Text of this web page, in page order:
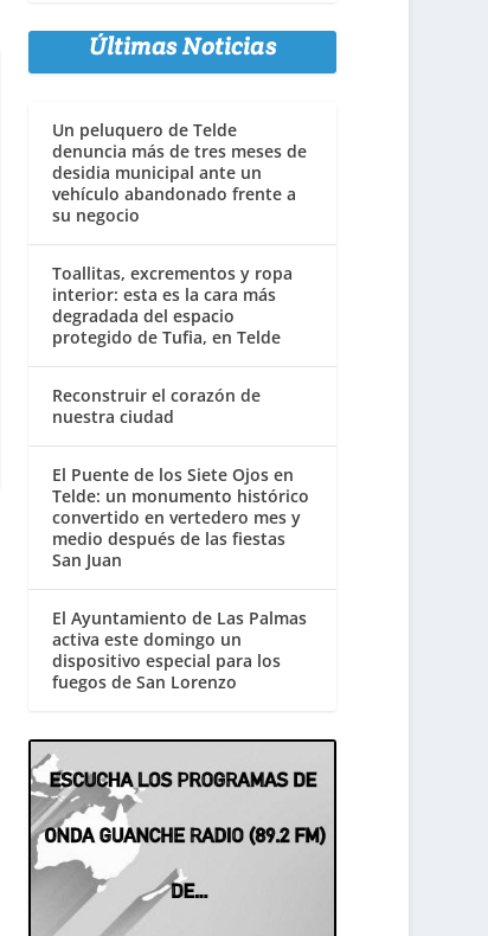
Últimas Noticias
Un peluquero de Telde
denuncia más de tres meses de
desidia municipal ante un
vehículo abandonado frente a
su negocio
Toallitas, excrementos y ropa
interior: esta es la cara más
degradada del espacio
protegido de Tufia, en Telde
Reconstruir el corazón de
nuestra ciudad
El Puente de los Siete Ojos en
Telde: un monumento histórico
convertido en vertedero mes y
medio después de las fiestas
San Juan
El Ayuntamiento de Las Palmas
activa este domingo un
dispositivo especial para los
fuegos de San Lorenzo